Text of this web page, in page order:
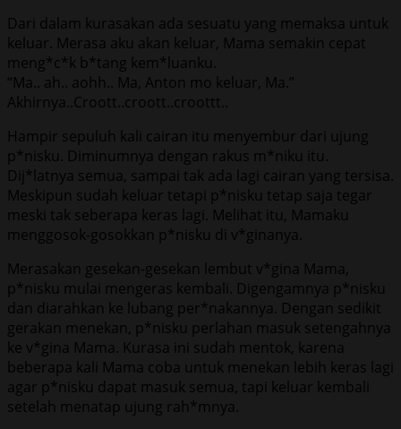
Dari dalam kurasakan ada sesuatu yang memaksa untuk
keluar. Merasa aku akan keluar, Mama semakin cepat
meng*c*k b*tang kem*luanku.
“Ma.. ah.. aohh.. Ma, Anton mo keluar, Ma.”
Akhirnya..Croott..croott..croottt..
Hampir sepuluh kali cairan itu menyembur dari ujung
p*nisku. Diminumnya dengan rakus m*niku itu.
Dij*latnya semua, sampai tak ada lagi cairan yang tersisa.
Meskipun sudah keluar tetapi p*nisku tetap saja tegar
meski tak seberapa keras lagi. Melihat itu, Mamaku
menggosok-gosokkan p*nisku di v*ginanya.
Merasakan gesekan-gesekan lembut v*gina Mama,
p*nisku mulai mengeras kembali. Digengamnya p*nisku
dan diarahkan ke lubang per*nakannya. Dengan sedikit
gerakan menekan, p*nisku perlahan masuk setengahnya
ke v*gina Mama. Kurasa ini sudah mentok, karena
beberapa kali Mama coba untuk menekan lebih keras lagi
agar p*nisku dapat masuk semua, tapi keluar kembali
setelah menatap ujung rah*mnya.